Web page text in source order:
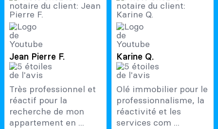
Jean Pierre F.
Très professionnel et
réactif pour la
recherche de mon
appartement en ...
Karine Q.
Olé immobilier pour le
professionnalisme, la
réactivité et les
services com ...